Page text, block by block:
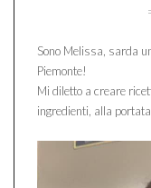
Sono Melissa, sarda
Piemonte!
Mi diletto a creare
ingredienti, alla